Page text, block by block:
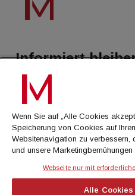
Informiert
Treffen Sie eine Selektion unserer
immoflash, Immobilien Magazin,
oder dem Morgenjournal
Jetzt anmelden
Wenn Sie auf „Alle Cookies
Speicherung von Cookies auf
Websitenavigation zu verbessern,
und unsere Marketingbemühungen
Webseite nur mit
Alle